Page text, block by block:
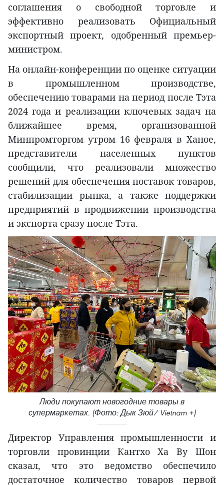
соглашения о свободной торговле и
эффективно реализовать Официальный
экспортный проект, одобренный премьер-
министром.
На онлайн-конференции по оценке ситуации
в промышленном производстве,
обеспечению товарами на период после Тэта
2024 года и реализации ключевых задач на
ближайшее время, организованной
Минпромторгом утром 16 февраля в Ханое,
представители населенных пунктов
сообщили, что реализовали множество
решений для обеспечения поставок товаров,
стабилизации рынка, а также поддержки
предприятий в продвижении производства
и экспорта сразу после Тэта.
Люди покупают новогодние товары в
супермаркетах. (Фото: Дык Зюй/ Vietnam +)
Директор Управления промышленности и
торговли провинции Кантхо Ха Ву Шон
сказал, что это ведомство обеспечило
достаточное количество товаров первой